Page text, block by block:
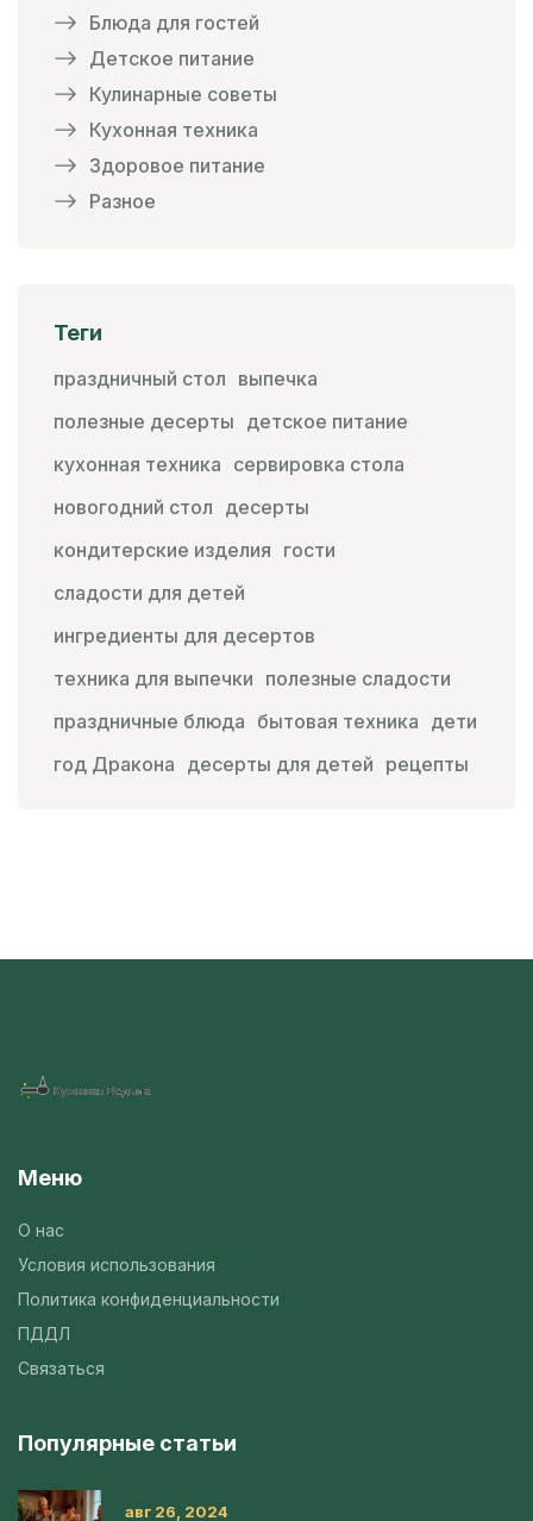
Блюда для гостей
Детское питание
Кулинарные советы
Кухонная техника
Здоровое питание
Разное
Теги
праздничный стол выпечка
полезные десерты детское питание
кухонная техника сервировка стола
новогодний стол десерты
кондитерские изделия гости
сладости для детей
ингредиенты для десертов
техника для выпечки полезные сладости
праздничные блюда бытовая техника дети
год Дракона десерты для детей рецепты
Меню
О нас
Условия использования
Политика конфиденциальности
ПДДЛ
Связаться
Популярные статьи
авг 26, 2024